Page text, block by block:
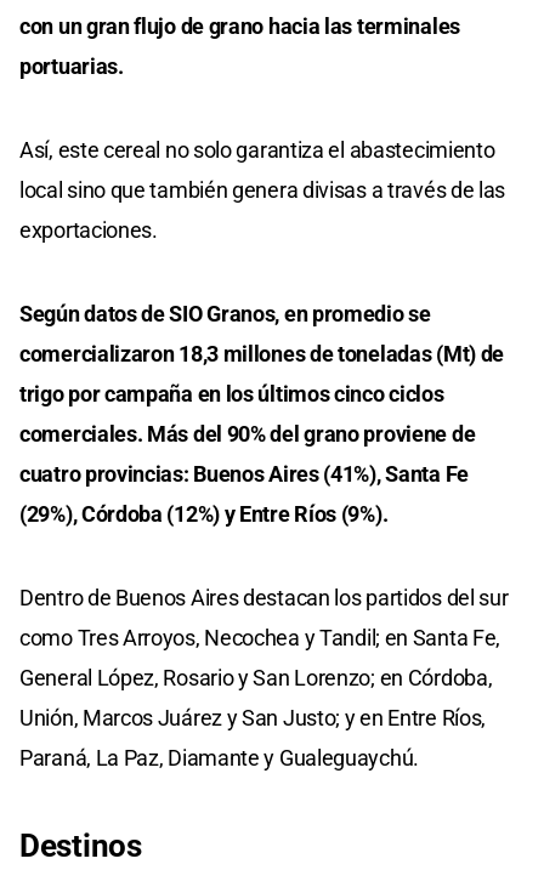
con un gran flujo de grano hacia las terminales
portuarias.
Así, este cereal no solo garantiza el abastecimiento
local sino que también genera divisas a través de las
exportaciones.
Según datos de SIO Granos, en promedio se
comercializaron 18,3 millones de toneladas (Mt) de
trigo por campaña en los últimos cinco ciclos
comerciales. Más del 90% del grano proviene de
cuatro provincias: Buenos Aires (41%), Santa Fe
(29%), Córdoba (12%) y Entre Ríos (9%).
Dentro de Buenos Aires destacan los partidos del sur
como Tres Arroyos, Necochea y Tandil; en Santa Fe,
General López, Rosario y San Lorenzo; en Córdoba,
Unión, Marcos Juárez y San Justo; y en Entre Ríos,
Paraná, La Paz, Diamante y Gualeguaychú.
Destinos